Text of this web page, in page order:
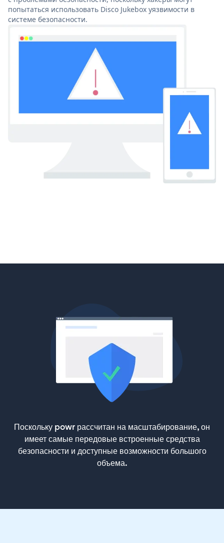
попытаться использовать Disco Jukebox уязвимости в
системе безопасности.
Поскольку powr рассчитан на масштабирование, он
имеет самые передовые встроенные средства
безопасности и доступные возможности большого
объема.